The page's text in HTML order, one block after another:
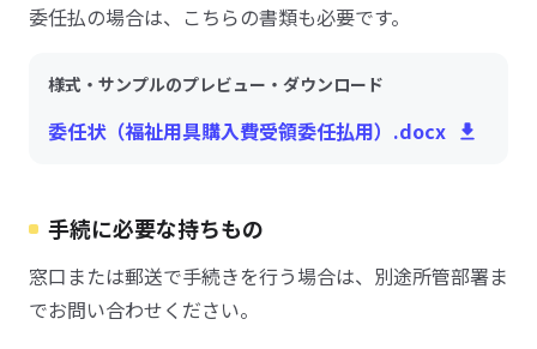
委任払の場合は、こちらの書類も必要です。
様式・サンプルのプレビュー・ダウンロード
委任状（福祉用具購入費受領委任払用）.docx
手続に必要な持ちもの
窓口または郵送で手続きを行う場合は、別途所管部署ま
でお問い合わせください。